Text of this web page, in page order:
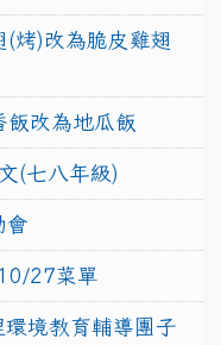
烤)改為脆皮雞翅
改為地瓜飯
(七八年級)
會
27菜單
境教育輔導團子